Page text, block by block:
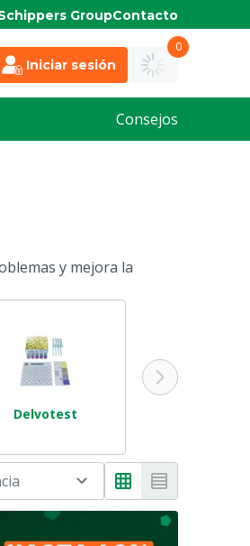
GroupContacto
Iniciar sesión
0
Consejos
y mejora la
Delvotest